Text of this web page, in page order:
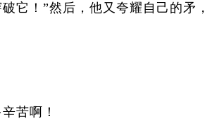
它！”然后，他又夸耀自己的矛，
苦啊！